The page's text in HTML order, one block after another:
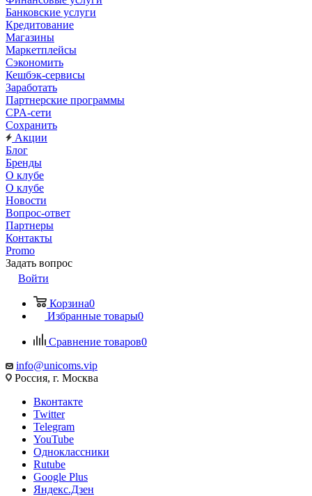
Банковские услуги
Кредитование
Магазины
Маркетплейсы
Сэкономить
Кешбэк-сервисы
Заработать
Партнерские программы
CPA-сети
Сохранить
Акции
Блог
Бренды
О клубе
О клубе
Новости
Вопрос-ответ
Партнеры
Контакты
Promo
Задать вопрос
Войти
Корзина0
Избранные товары0
Сравнение товаров0
info@unicoms.vip
Россия, г. Москва
Вконтакте
Twitter
Telegram
YouTube
Одноклассники
Rutube
Google Plus
Яндекс.Дзен